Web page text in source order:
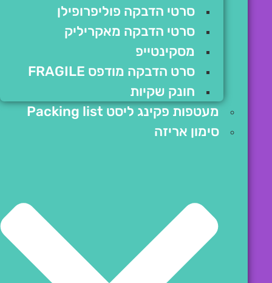
סרטי הדבקה פוליפרופילן
סרטי הדבקה מאקריליק
מסקינטייפ
סרט הדבקה מודפס FRAGILE
חונק שקיות
מעטפות פקינג ליסט Packing list
סימון אריזה